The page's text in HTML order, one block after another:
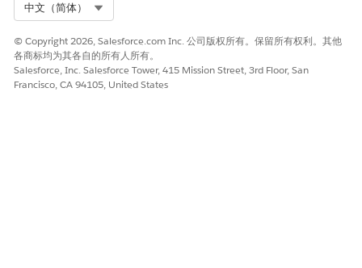
中文（简体）
© Copyright 2026, Salesforce.com Inc. 公司版权所有。保留所有权利。其他
各商标均为其各自的所有人所有。
Salesforce, Inc. Salesforce Tower, 415 Mission Street, 3rd Floor, San
Francisco, CA 94105, United States